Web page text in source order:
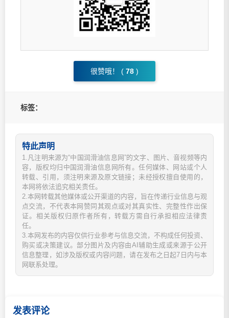
很赞哦！ ( 78 )
标签：
特此声明
1.凡注明来源为“中国润滑油信息网”的文字、图片、音视频等内
容，版权均归中国润滑油信息网所有。任何媒体、网站或个人
转载、引用，须注明来源及原文链接；未经授权擅自使用的，
本网将依法追究相关责任。
2.本网转载其他媒体或公开渠道的内容，旨在传递行业信息与观
点交流，不代表本网赞同其观点或对其真实性、完整性作出保
证。相关版权归原作者所有，转载方需自行承担相应法律责
任。
3.本网发布的内容仅供行业参考与信息交流，不构成任何投资、
购买或决策建议。部分图片及内容由AI辅助生成或来源于公开
信息整理，如涉及版权或内容问题，请在发布之日起7日内与本
网联系处理。
发表评论